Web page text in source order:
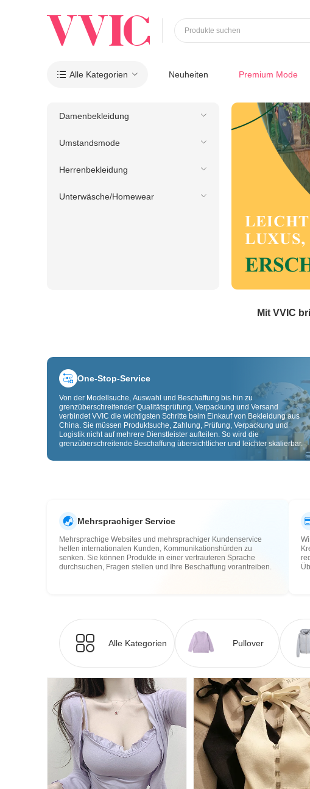
Produkte suchen
 Alle Kategorien Neuheiten Premium Mode
Damenbekleidung
Umstandsmode
Herrenbekleidung
Unterwäsche/Homewear
Mit VVIC
One-Stop-Service
Von der Modellsuche, Auswahl und Beschaffung bis hin zu
grenzüberschreitender Qualitätsprüfung, Verpackung und Versand
verbindet VVIC die wichtigsten Schritte beim Einkauf von Bekleidung aus
China. Sie müssen Produktsuche, Zahlung, Prüfung, Verpackung und
Logistik nicht auf mehrere Dienstleister aufteilen. So wird die
grenzüberschreitende Beschaffung übersichtlicher und leichter skalierbar.
Mehrsprachiger Service
Mehrsprachige Websites und mehrsprachiger Kundenservice
helfen internationalen Kunden, Kommunikationshürden zu
senken. Sie können Produkte in einer vertrauteren Sprache
durchsuchen, Fragen stellen und Ihre Beschaffung vorantreiben.
Alle Kategorien Pullover